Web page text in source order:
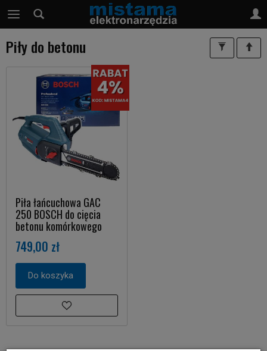
Piły do betonu
Piła łańcuchowa GAC
250 BOSCH do cięcia
betonu komórkowego
749,00 zł
Do koszyka